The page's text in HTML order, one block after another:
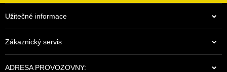
Užitečné informace
Zákaznický servis
ADRESA PROVOZOVNY: